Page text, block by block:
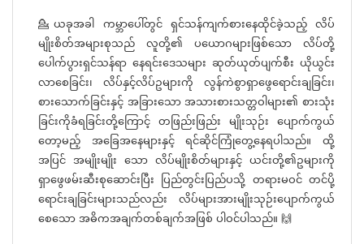
💁ယခုအခါ ကမ္ဘာပေါ်တွင် ရှင်သန်ကျက်စားနေထိုင်ခဲ့သည့် လိပ်
မျိုးစိတ်အများစုသည် လူတို့၏ ပယောဂများဖြစ်သော လိပ်တို့
ပေါက်ပွားရှင်သန်ရာ နေရင်းဒေသများ ဆုတ်ယုတ်ပျက်စီး ယိုယွင်း
လာစေခြင်း၊ လိပ်နှင့်လိပ်ဥများကို လွန်ကဲစွာရှာဖွေရောင်းချခြင်း၊
စားသောက်ခြင်းနှင့် အခြားသော အသားစားသတ္တဝါများ၏ စားသုံး
ခြင်းကိုခံရခြင်းတို့ကြောင့် တဖြည်းဖြည်း မျိုးသုဉ်း ပျောက်ကွယ်
တော့မည့် အခြေအနေများနှင့် ရင်ဆိုင်ကြုံတွေ့နေရပါသည်။ ထို့
အပြင် အမျိုးမျိုး သော လိပ်မျိုးစိတ်များနှင့် ယင်းတို့၏ဥများကို
ရှာဖွေဖမ်းဆီးစုဆောင်းပြီး ပြည်တွင်းပြည်ပသို့ တရားမဝင် တင်ပို့
ရောင်းချခြင်းများသည်လည်း လိပ်များအားမျိုးသုဉ်းပျောက်ကွယ်
စေသော အဓိကအချက်တစ်ချက်အဖြစ် ပါဝင်ပါသည်။ 🙌